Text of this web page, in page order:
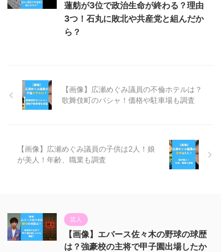
蓮舫が3位で政治生命が終わる？理由
3つ！石丸に敗北や共産党と組んだか
ら？
【画像】広瀬めぐみ議員の不倫ホテルは？
歌舞伎町のパシャ！価格や駐車場も調査
【画像】広瀬めぐみ議員の子供は2人！娘
が美人！年齢、職業も調査
芸人
【画像】エバース佐々木の野球の球歴
は？強豪校の主将で甲子園出場したか